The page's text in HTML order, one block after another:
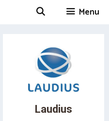
Menu
Laudius